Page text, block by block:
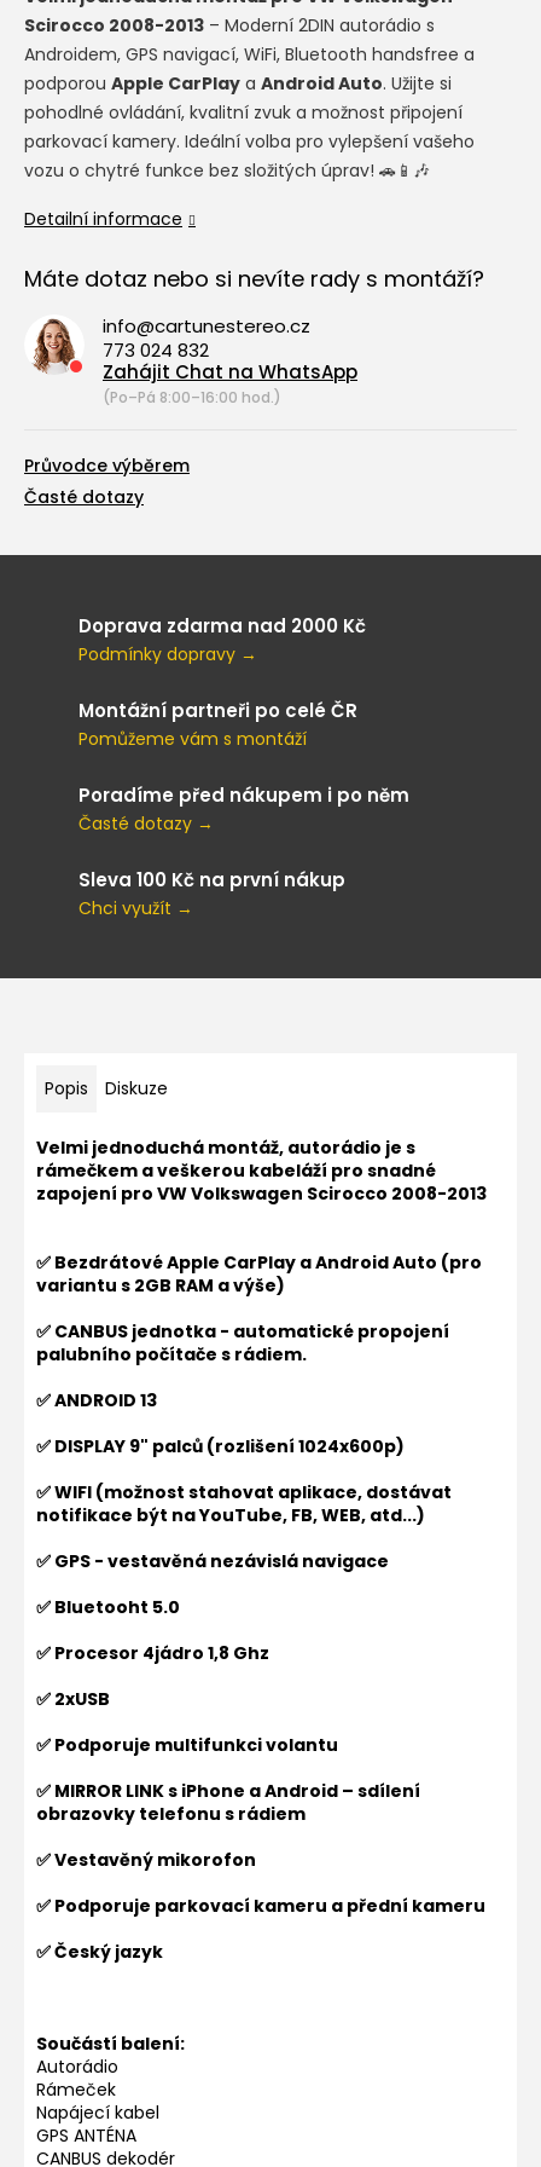
Scirocco 2008-2013 – Moderní 2DIN autorádio s
Androidem, GPS navigací, WiFi, Bluetooth handsfree a
podporou Apple CarPlay a Android Auto. Užijte si
pohodlné ovládání, kvalitní zvuk a možnost připojení
parkovací kamery. Ideální volba pro vylepšení vašeho
vozu o chytré funkce bez složitých úprav! 🚗📱🎶
Detailní informace
Máte dotaz nebo si nevíte rady s montáží?
info@cartunestereo.cz
773 024 832
Zahájit Chat na WhatsApp
(Po–Pá 8:00–16:00 hod.)
Průvodce výběrem
Časté dotazy
Doprava zdarma nad 2000 Kč
Podmínky dopravy →
Montážní partneři po celé ČR
Pomůžeme vám s montáží
Poradíme před nákupem i po něm
Časté dotazy →
Sleva 100 Kč na první nákup
Chci využít →
Popis Diskuze
Velmi jednoduchá montáž, autorádio je s
rámečkem a veškerou kabeláží pro snadné
zapojení pro VW Volkswagen Scirocco 2008-2013
✅ Bezdrátové Apple CarPlay a Android Auto (pro
variantu s 2GB RAM a výše)
✅ CANBUS jednotka - automatické propojení
palubního počítače s rádiem.
✅ ANDROID 13
✅ DISPLAY 9" palců (rozlišení 1024x600p)
✅ WIFI (možnost stahovat aplikace, dostávat
notifikace být na YouTube, FB, WEB, atd...)
✅ GPS - vestavěná nezávislá navigace
✅ Bluetooht 5.0
✅ Procesor 4jádro 1,8 Ghz
✅ 2xUSB
✅ Podporuje multifunkci volantu
✅ MIRROR LINK s iPhone a Android – sdílení
obrazovky telefonu s rádiem
✅ Vestavěný mikorofon
✅ Podporuje parkovací kameru a přední kameru
✅ Český jazyk
Součástí balení:
Autorádio
Rámeček
Napájecí kabel
GPS ANTÉNA
CANBUS dekodér